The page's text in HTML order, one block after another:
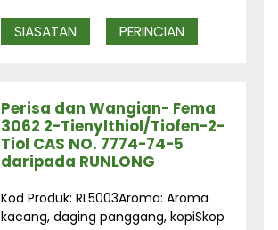
SIASATAN PERINCIAN
Perisa dan Wangian- Fema
3062 2-Tienylthiol/Tiofen-2-
Tiol CAS NO. 7774-74-5
daripada RUNLONG
Kod Produk: RL5003Aroma: Aroma
kacang, daging panggang, kopiSkop